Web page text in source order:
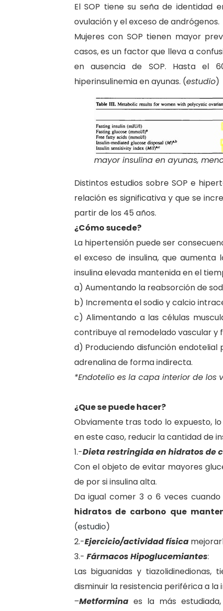
El SOP tiene su seña de identidad
ovulación y el exceso de andrógenos.
Mujeres con SOP tienen mayor
casos, es un factor que lleva a
en ausencia de SOP. Hasta el
hiperinsulinemia en ayunas. (estudio)
mayor insulina en ayunas,
Distintos estudios sobre SOP e
relación es significativa y que se
partir de los 45 años.
¿Cómo sucede?
La hipertensión puede ser
el exceso de insulina, que
insulina elevada mantenida en el
a) Aumentando la reabsorción de
b) Incrementa el sodio y calcio
c) Alimentando a las células
contribuye al remodelado vascular y
d) Produciendo disfunción
adrenalina de forma indirecta.
*Endotelio es la capa interior de los
¿Que se puede hacer?
Obviamente tras todo lo expuesto,
en este caso, reducir la cantidad de
1.-Dieta restringida en hidratos de
Con el objeto de evitar mayores
de por si insulina alta.
Da igual comer 3 o 6 veces
hidratos de carbono que
(estudio)
2.-Ejercicio/actividad física
3.- Fármacos Hipoglucemiantes:
Las biguanidas y
disminuir la resistencia periférica a la
–Metforminaes la más